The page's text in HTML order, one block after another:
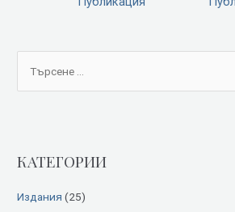
c
КАТЕГОРИИ
Издания (25)